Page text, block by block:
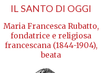
Efectos
médica
Reacción
Problemas de
IL SANTO DI OGGI
Maria Francesca Rubatto,
fondatrice e religiosa
francescana (1844-1904),
beata